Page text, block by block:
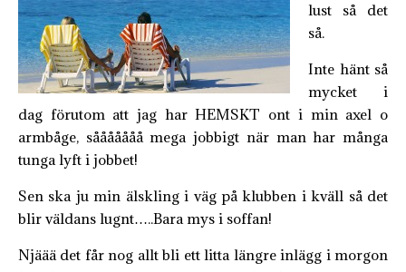
lust så det
så.
Inte hänt så
mycket i
dag förutom att jag har HEMSKT ont i min axel o
armbåge, sååååååå mega jobbigt när man har många
tunga lyft i jobbet!
Sen ska ju min älskling i väg på klubben i kväll så det
blir väldans lugnt…..Bara mys i soffan!
Njäää det får nog allt bli ett litta längre inlägg i morgon